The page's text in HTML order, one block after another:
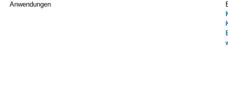
Anwendungen